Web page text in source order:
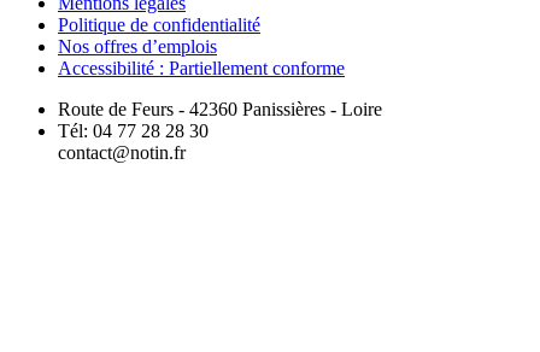
Politique de confidentialité
Nos offres d’emplois
Accessibilité : Partiellement conforme
Route de Feurs - 42360 Panissières - Loire
Tél: 04 77 28 28 30
contact@notin.fr